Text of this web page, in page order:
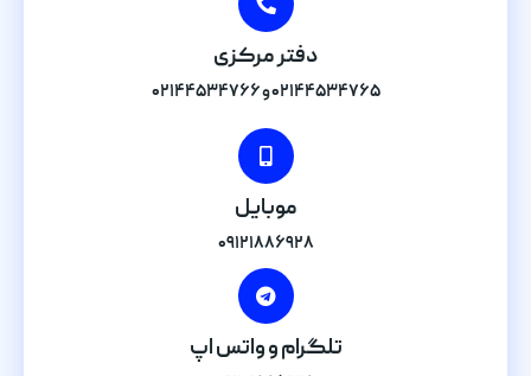
دفتر مرکزی
۰۲۱۴۴۵۳۴۷۶۵ و ۰۲۱۴۴۵۳۴۷۶۶
موبایل
۰۹۱۲۱۸۸۶۹۲۸
تلگرام و واتس اپ